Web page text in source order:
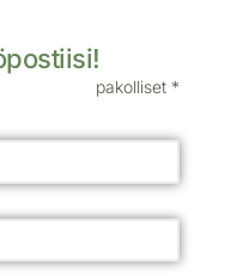
pakolliset *